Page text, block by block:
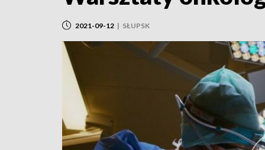
2021-09-12 | SŁUPSK